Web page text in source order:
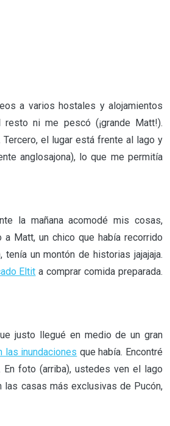
a varios hostales y alojamientos
ni me pescó (¡grande Matt!).
Tercero, el lugar está frente al lago y
anglosajona), lo que me permitía
la mañana acomodé mis cosas,
Matt, un chico que había recorrido
un montón de historias jajajaja.
Eltit a comprar comida preparada.
justo llegué en medio de un gran
las inundaciones que había. Encontré
foto (arriba), ustedes ven el lago
casas más exclusivas de Pucón,